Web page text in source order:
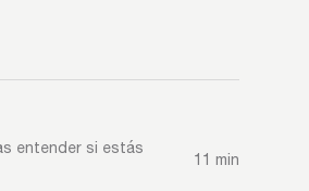
entender si estás
11 min